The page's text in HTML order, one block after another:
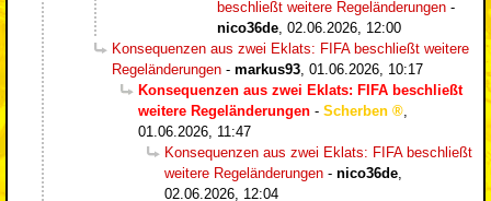
beschließt weitere Regeländerungen -
nico36de 02.06.2026, 12:00
Konsequenzen aus zwei Eklats: FIFA beschließt weitere
Regeländerungen - markus93 01.06.2026, 10:17
Konsequenzen aus zwei Eklats: FIFA beschließt
weitere Regeländerungen - Scherben
01.06.2026, 11:47
Konsequenzen aus zwei Eklats: FIFA beschließt
weitere Regeländerungen - nico36de
02.06.2026, 12:04